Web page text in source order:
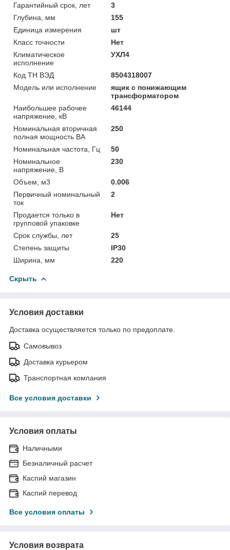
Гарантийный срок, лет
3
Глубина, мм
155
Единица измерения
шт
Класс точности
Нет
Климатическое
исполнение
УХЛ4
Код ТН ВЭД
8504318007
Модель или исполнение
ящик с понижающим
трансформатором
Наибольшее рабочее
напряжение, кВ
46144
Номинальная вторичная
полная мощность ВА
250
Номинальная частота, Гц
50
Номинальное
напряжение, В
230
Объем, м3
0.006
Первичный номинальный
ток
2
Продается только в
групповой упаковке
Нет
Срок службы, лет
25
Степень защиты
IP30
Ширина, мм
220
Скрыть
Условия доставки
Доставка осуществляется только по предоплате.
Самовывоз
Доставка курьером
Транспортная компания
Все условия доставки
Условия оплаты
Наличными
Безналичный расчет
Каспий магазин
Каспий перевод
Все условия оплаты
Условия возврата